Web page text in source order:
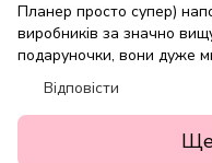
Планер просто супер)
виробників за значно
подаруночки, вони дуже
Відповісти
Ще